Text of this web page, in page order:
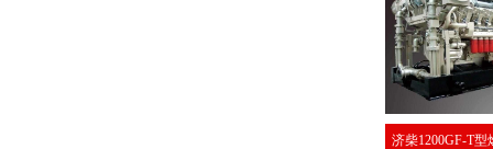
济柴1200GF-T